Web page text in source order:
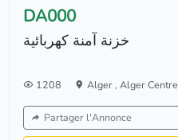
DA000
خزنة آمنة كهربائية
1208 Alger, Alger Centre
Partager l'Annonce